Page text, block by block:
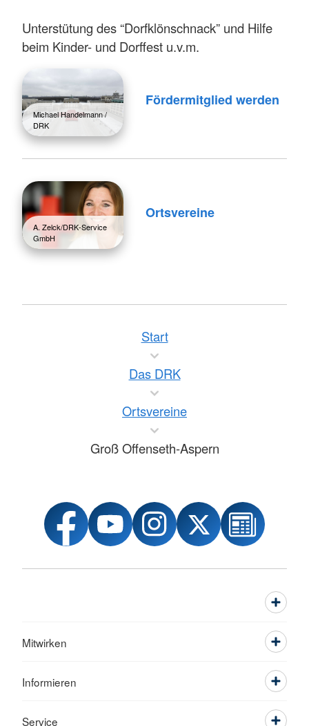
Unterstütung des “Dorfklönschnack” und Hilfe
beim Kinder- und Dorffest u.v.m.
Michael Handelmann /
DRK
Fördermitglied werden
A. Zelck/DRK-Service
GmbH
Ortsvereine
Start
Das DRK
Ortsvereine
Groß Offenseth-Aspern
Mitwirken
Informieren
Service